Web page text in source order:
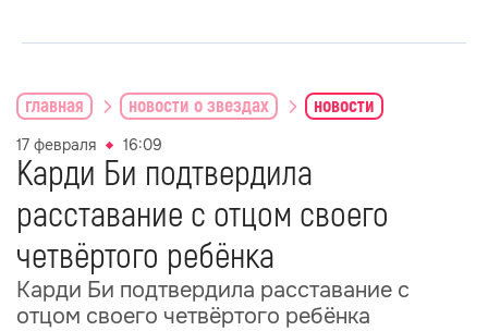
главная новости о звездах новости
17 февраля 16:09
Карди Би подтвердила
расставание с отцом своего
четвёртого ребёнка
Карди Би подтвердила расставание с
отцом своего четвёртого ребёнка